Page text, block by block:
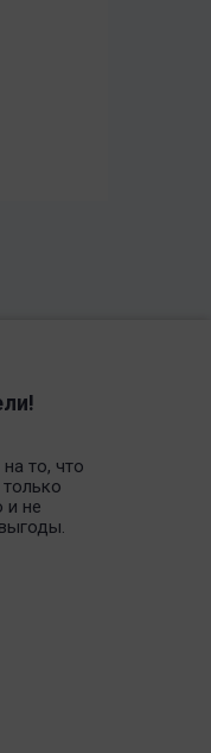
то, что
и не